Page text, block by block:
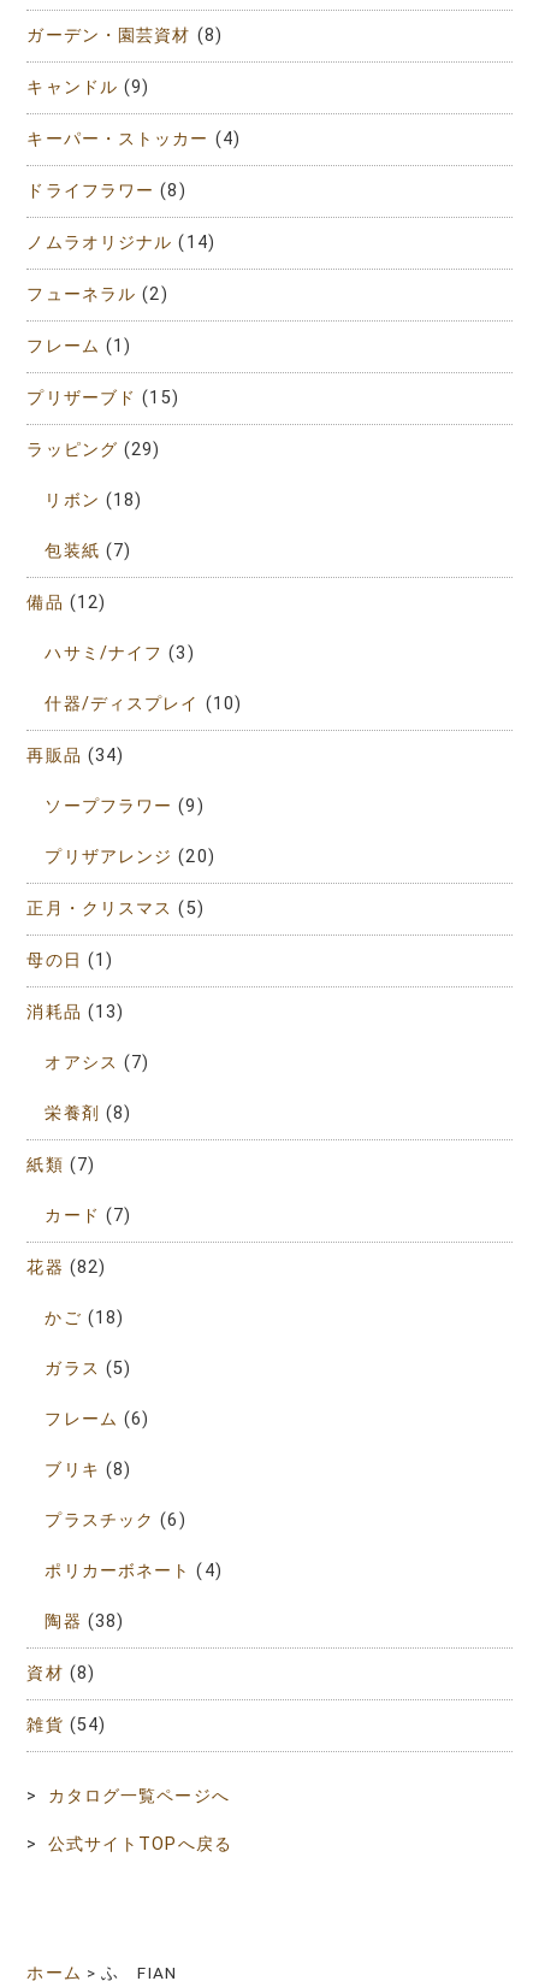
ガーデン・園芸資材 (8)
キャンドル (9)
キーパー・ストッカー (4)
ドライフラワー (8)
ノムラオリジナル (14)
フューネラル (2)
フレーム (1)
プリザーブド (15)
ラッピング (29)
リボン (18)
包装紙 (7)
備品 (12)
ハサミ/ナイフ (3)
什器/ディスプレイ (10)
再販品 (34)
ソープフラワー (9)
プリザアレンジ (20)
正月・クリスマス (5)
母の日 (1)
消耗品 (13)
オアシス (7)
栄養剤 (8)
紙類 (7)
カード (7)
花器 (82)
かご (18)
ガラス (5)
フレーム (6)
ブリキ (8)
プラスチック (6)
ポリカーボネート (4)
陶器 (38)
資材 (8)
雑貨 (54)
> カタログ一覧ページへ
> 公式サイトTOPへ戻る
ホーム >ふ FIAN